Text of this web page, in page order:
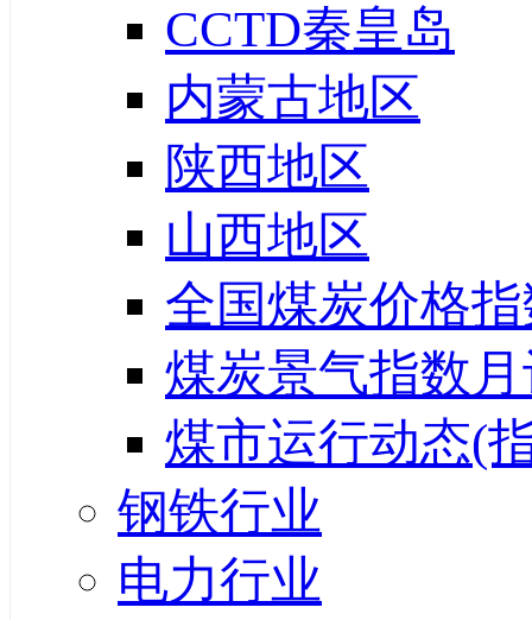
CCTD秦皇岛
内蒙古地区
陕西地区
山西地区
全国煤炭价格
煤炭景气指数
煤市运行动态(
钢铁行业
电力行业